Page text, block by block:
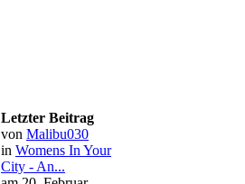
Letzter Beitrag
von Malibu030
in Womens In Your
City - An...